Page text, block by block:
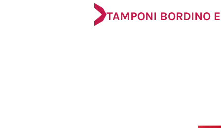
TAMPONI BORDINO